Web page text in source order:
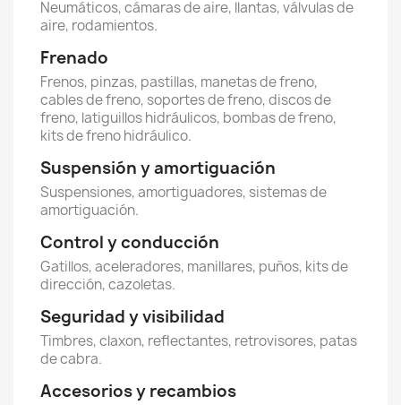
Neumáticos, cámaras de aire, llantas, válvulas de
aire, rodamientos.
Frenado
Frenos, pinzas, pastillas, manetas de freno,
cables de freno, soportes de freno, discos de
freno, latiguillos hidráulicos, bombas de freno,
kits de freno hidráulico.
Suspensión y amortiguación
Suspensiones, amortiguadores, sistemas de
amortiguación.
Control y conducción
Gatillos, aceleradores, manillares, puños, kits de
dirección, cazoletas.
Seguridad y visibilidad
Timbres, claxon, reflectantes, retrovisores, patas
de cabra.
Accesorios y recambios